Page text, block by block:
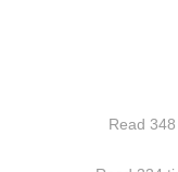
Read